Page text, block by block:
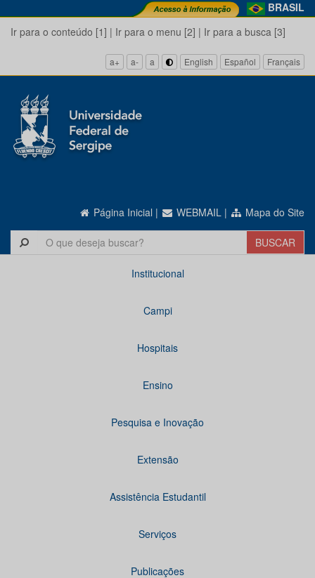
BRASIL
Ir para o conteúdo [1] | Ir para o menu [2] | Ir para a busca [3]
a+ a- a English Español Français
Página Inicial | WEBMAIL | Mapa do Site
Institucional
Campi
Hospitais
Ensino
Pesquisa e Inovação
Extensão
Assistência Estudantil
Serviços
Publicações